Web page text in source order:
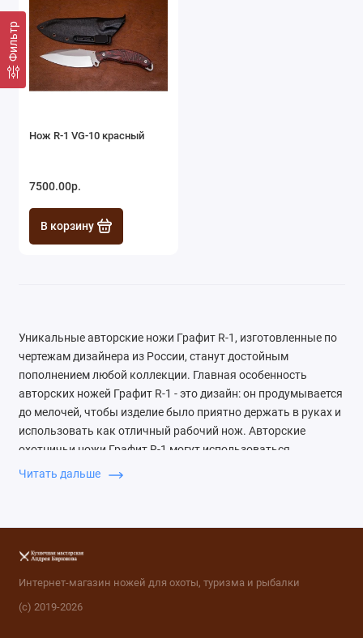
Фильтр
Нож R-1 VG-10 красный
7500.00р.
В корзину
Уникальные авторские ножи Графит R-1, изготовленные по
чертежам дизайнера из России, станут достойным
пополнением любой коллекции. Главная особенность
авторских ножей Графит R-1 - это дизайн: он продумывается
до мелочей, чтобы изделие было приятно держать в руках и
использовать как отличный рабочий нож. Авторские
охотничьи ножи Графит R-1 могут использоваться
охотниками, рыболовами и любителями походов и станут
Читать дальше
Интернет-магазин ножей для охоты, туризма и рыбалки
(с) 2019-2026